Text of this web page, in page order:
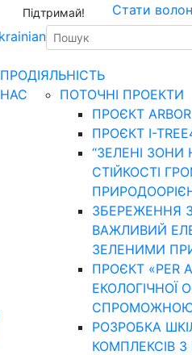
Підтримай! Стати
ПРО
НАС
ДІЯЛЬНІСТЬ
ПОТОЧНІ ПРОЕКТИ
ПРОЄКТ
ПРОЄКТ I-
“ЗЕЛЕНІ ЗОНИ
СТІЙКОСТІ
ЗБЕРЕЖЕННЯ
ВАЖЛИВИЙ
ЗЕЛЕНИМИ
ПРОЄКТ «PER
ЕКОЛОГІЧНОЇ
РОЗРОБКА
КОМПЛЕКСІВ З